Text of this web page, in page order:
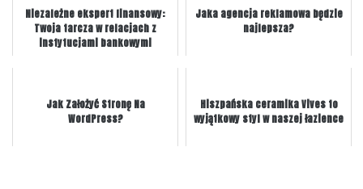
Niezależne ekspert finansowy:
Twoja tarcza w relacjach z
instytucjami bankowymi
Jaka agencja reklamowa będzie
najlepsza?
Jak Założyć Stronę Na
WordPress?
Hiszpańska ceramika Vives to
wyjątkowy styl w naszej łazience